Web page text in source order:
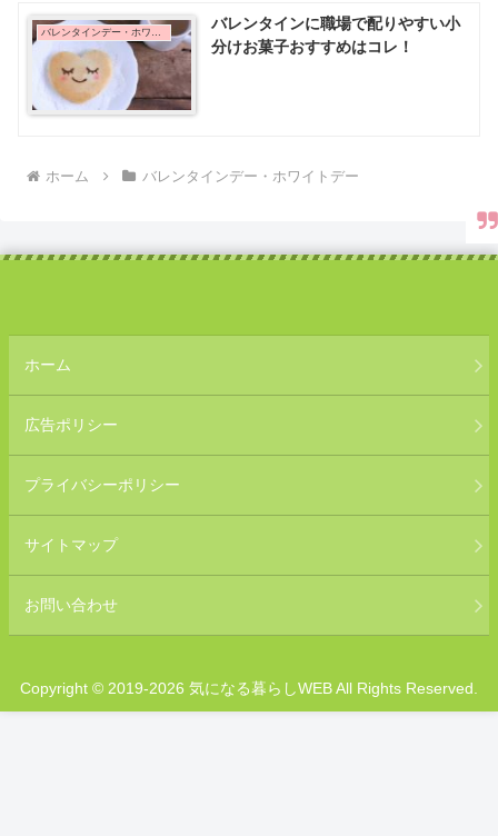
バレンタインデー・ホワイトデー
バレンタインに職場で配りやすい小
分けお菓子おすすめはコレ！
ホーム バレンタインデー・ホワイトデー
ホーム
広告ポリシー
プライバシーポリシー
サイトマップ
お問い合わせ
Copyright © 2019-2026 気になる暮らしWEB All Rights Reserved.